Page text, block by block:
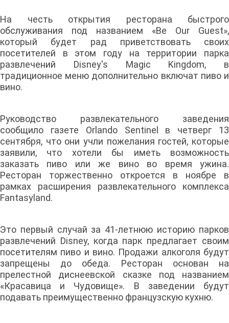
На честь открытия ресторана быстрого
обслуживания под названием «Be Our Guest»,
который будет рад приветствовать своих
посетителей в этом году на территории парка
развлечений Disney's Magic Kingdom, в
традиционное меню дополнительно включат пиво и
вино.
Руководство развлекательного заведения
сообщило газете Orlando Sentinel в четверг 13
сентября, что они учли пожелания гостей, которые
заявили, что хотели бы иметь возможность
заказать пиво или же вино во время ужина.
Ресторан торжественно откроется в ноябре в
рамках расширения развлекательного комплекса
Fantasyland.
Это первый случай за 41-летнюю историю парков
развлечений Disney, когда парк предлагает своим
посетителям пиво и вино. Продажи алкоголя будут
запрещены до обеда. Ресторан основан на
прелестной диснеевской сказке под названием
«Красавица и Чудовище». В заведении будут
подавать преимущественно французскую кухню.